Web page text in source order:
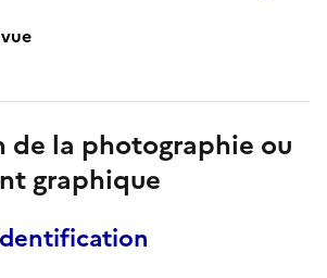
de la photographie ou
graphique